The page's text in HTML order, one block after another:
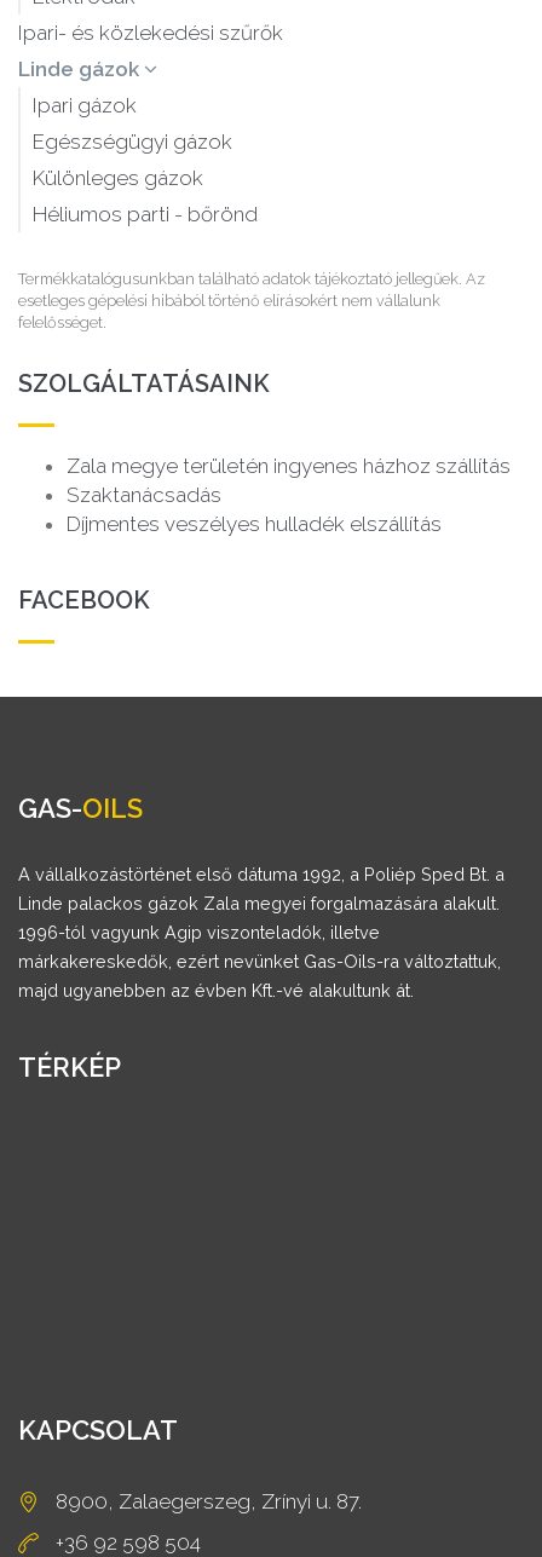
Ipari- és közlekedési szűrők
Linde gázok
Ipari gázok
Egészségügyi gázok
Különleges gázok
Héliumos parti - bőrönd
Termékkatalógusunkban található adatok tájékoztató jellegűek. Az
esetleges gépelési hibából történő elírásokért nem vállalunk
felelősséget.
SZOLGÁLTATÁSAINK
Zala megye területén ingyenes házhoz szállítás
Szaktanácsadás
Díjmentes veszélyes hulladék elszállítás
FACEBOOK
GAS-OILS
A vállalkozástörténet első dátuma 1992, a Poliép Sped Bt. a
Linde palackos gázok Zala megyei forgalmazására alakult.
1996-tól vagyunk Agip viszonteladók, illetve
márkakereskedők, ezért nevünket Gas-Oils-ra változtattuk,
majd ugyanebben az évben Kft.-vé alakultunk át.
TÉRKÉP
KAPCSOLAT
8900, Zalaegerszeg, Zrínyi u. 87.
+36 92 598 504